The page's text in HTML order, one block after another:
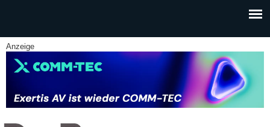
Anzeige